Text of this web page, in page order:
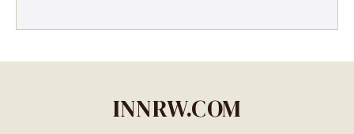
INNRW.COM